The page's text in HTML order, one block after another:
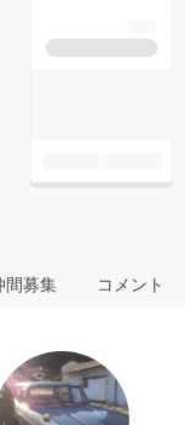
間募集 コメント